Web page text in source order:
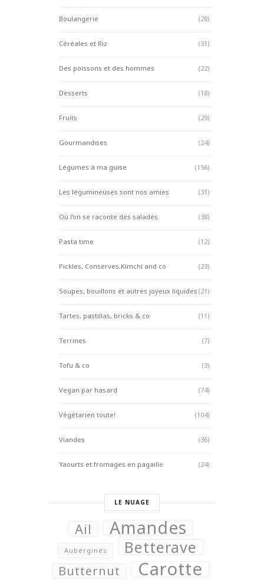
Boulangerie (28)
Céréales et Riz (31)
Des poissons et des hommes (22)
Desserts (18)
Fruits (29)
Gourmandises (24)
Légumes à ma guise (156)
Les légumineuses sont nos amies (31)
Où l'on se raconte des salades (38)
Pasta time (12)
Pickles, Conserves,Kimchi and co (23)
Soupes, bouillons et autres joyeux liquides (21)
Tartes, pastillas, bricks & co (11)
Terrines (7)
Tofu & co (3)
Vegan par hasard (74)
Végétarien toute! (104)
Viandes (36)
Yaourts et fromages en pagaille (24)
LE NUAGE
Ail Amandes
Aubergines Betterave
Butternut Carotte